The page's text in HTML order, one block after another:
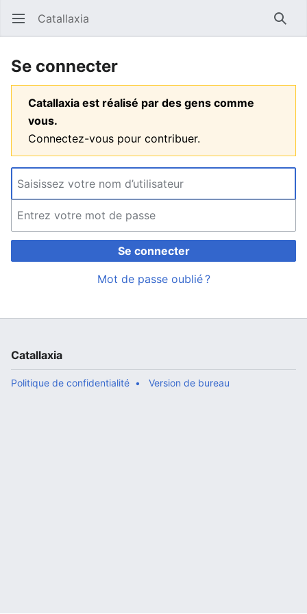
Ouvrir le menu principal Catallaxia
Se connecter
Catallaxia est réalisé par des gens comme
vous.
Connectez-vous pour contribuer.
Se connecter
Mot de passe oublié ?
Catallaxia
Politique de confidentialité Version de bureau